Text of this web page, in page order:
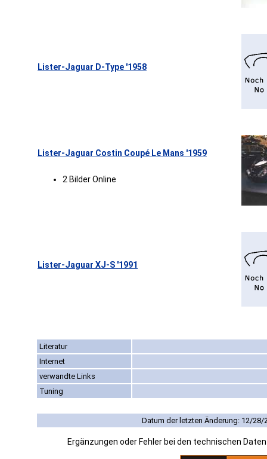
Lister-Jaguar D-Type '1958
Lister-Jaguar Costin Coupé Le Mans '1959
2 Bilder Online
Lister-Jaguar XJ-S '1991
Literatur
Internet
verwandte Links
Tuning
Datum der letzten Änderung: 12/28/
Ergänzungen oder Fehler bei den technischen